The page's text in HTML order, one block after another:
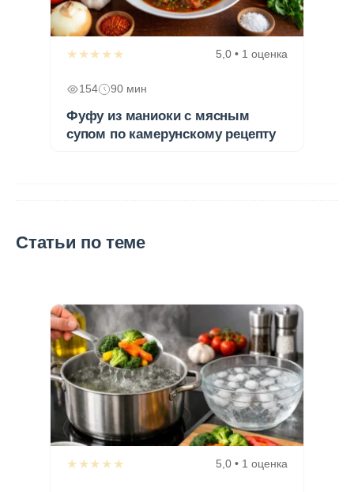
★★★★★ 5,0 • 1 оценка
154 90 мин
Фуфу из маниоки с мясным
супом по камерунскому рецепту
Статьи по теме
★★★★★ 5,0 • 1 оценка